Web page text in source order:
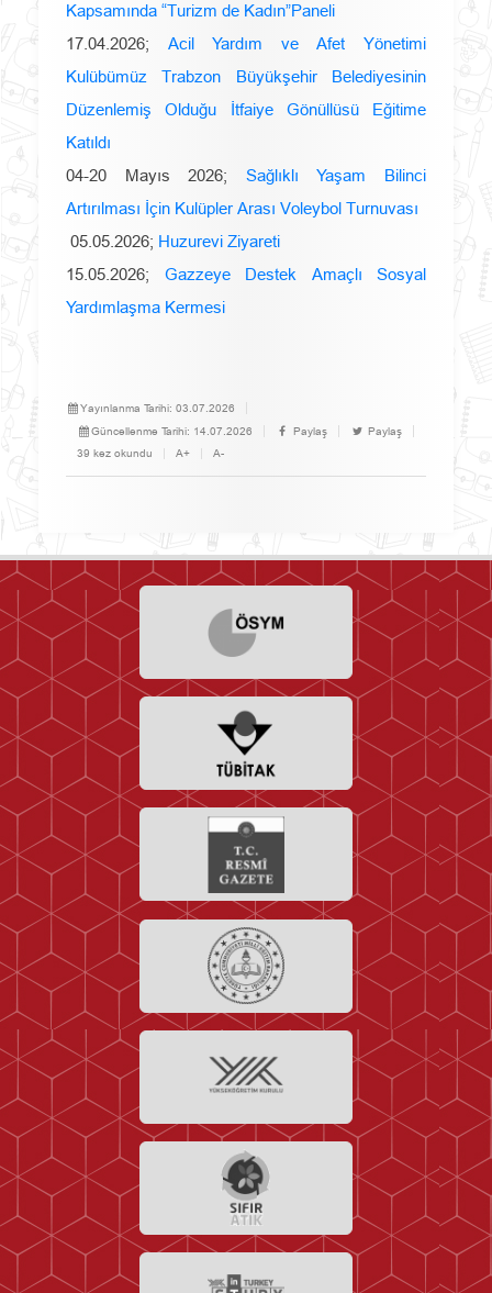
Kapsamında “Turizm de Kadın”Paneli
17.04.2026; Acil Yardım ve Afet Yönetimi
Kulübümüz Trabzon Büyükşehir Belediyesinin
Düzenlemiş Olduğu İtfaiye Gönüllüsü Eğitime
Katıldı
04-20 Mayıs 2026; Sağlıklı Yaşam Bilinci
Artırılması İçin Kulüpler Arası Voleybol Turnuvası
05.05.2026; Huzurevi Ziyareti
15.05.2026; Gazzeye Destek Amaçlı Sosyal
Yardımlaşma Kermesi
Yayınlanma Tarihi: 03.07.2026
Güncellenme Tarihi: 14.07.2026 Paylaş
Paylaş
39 kez okundu
A+ A-